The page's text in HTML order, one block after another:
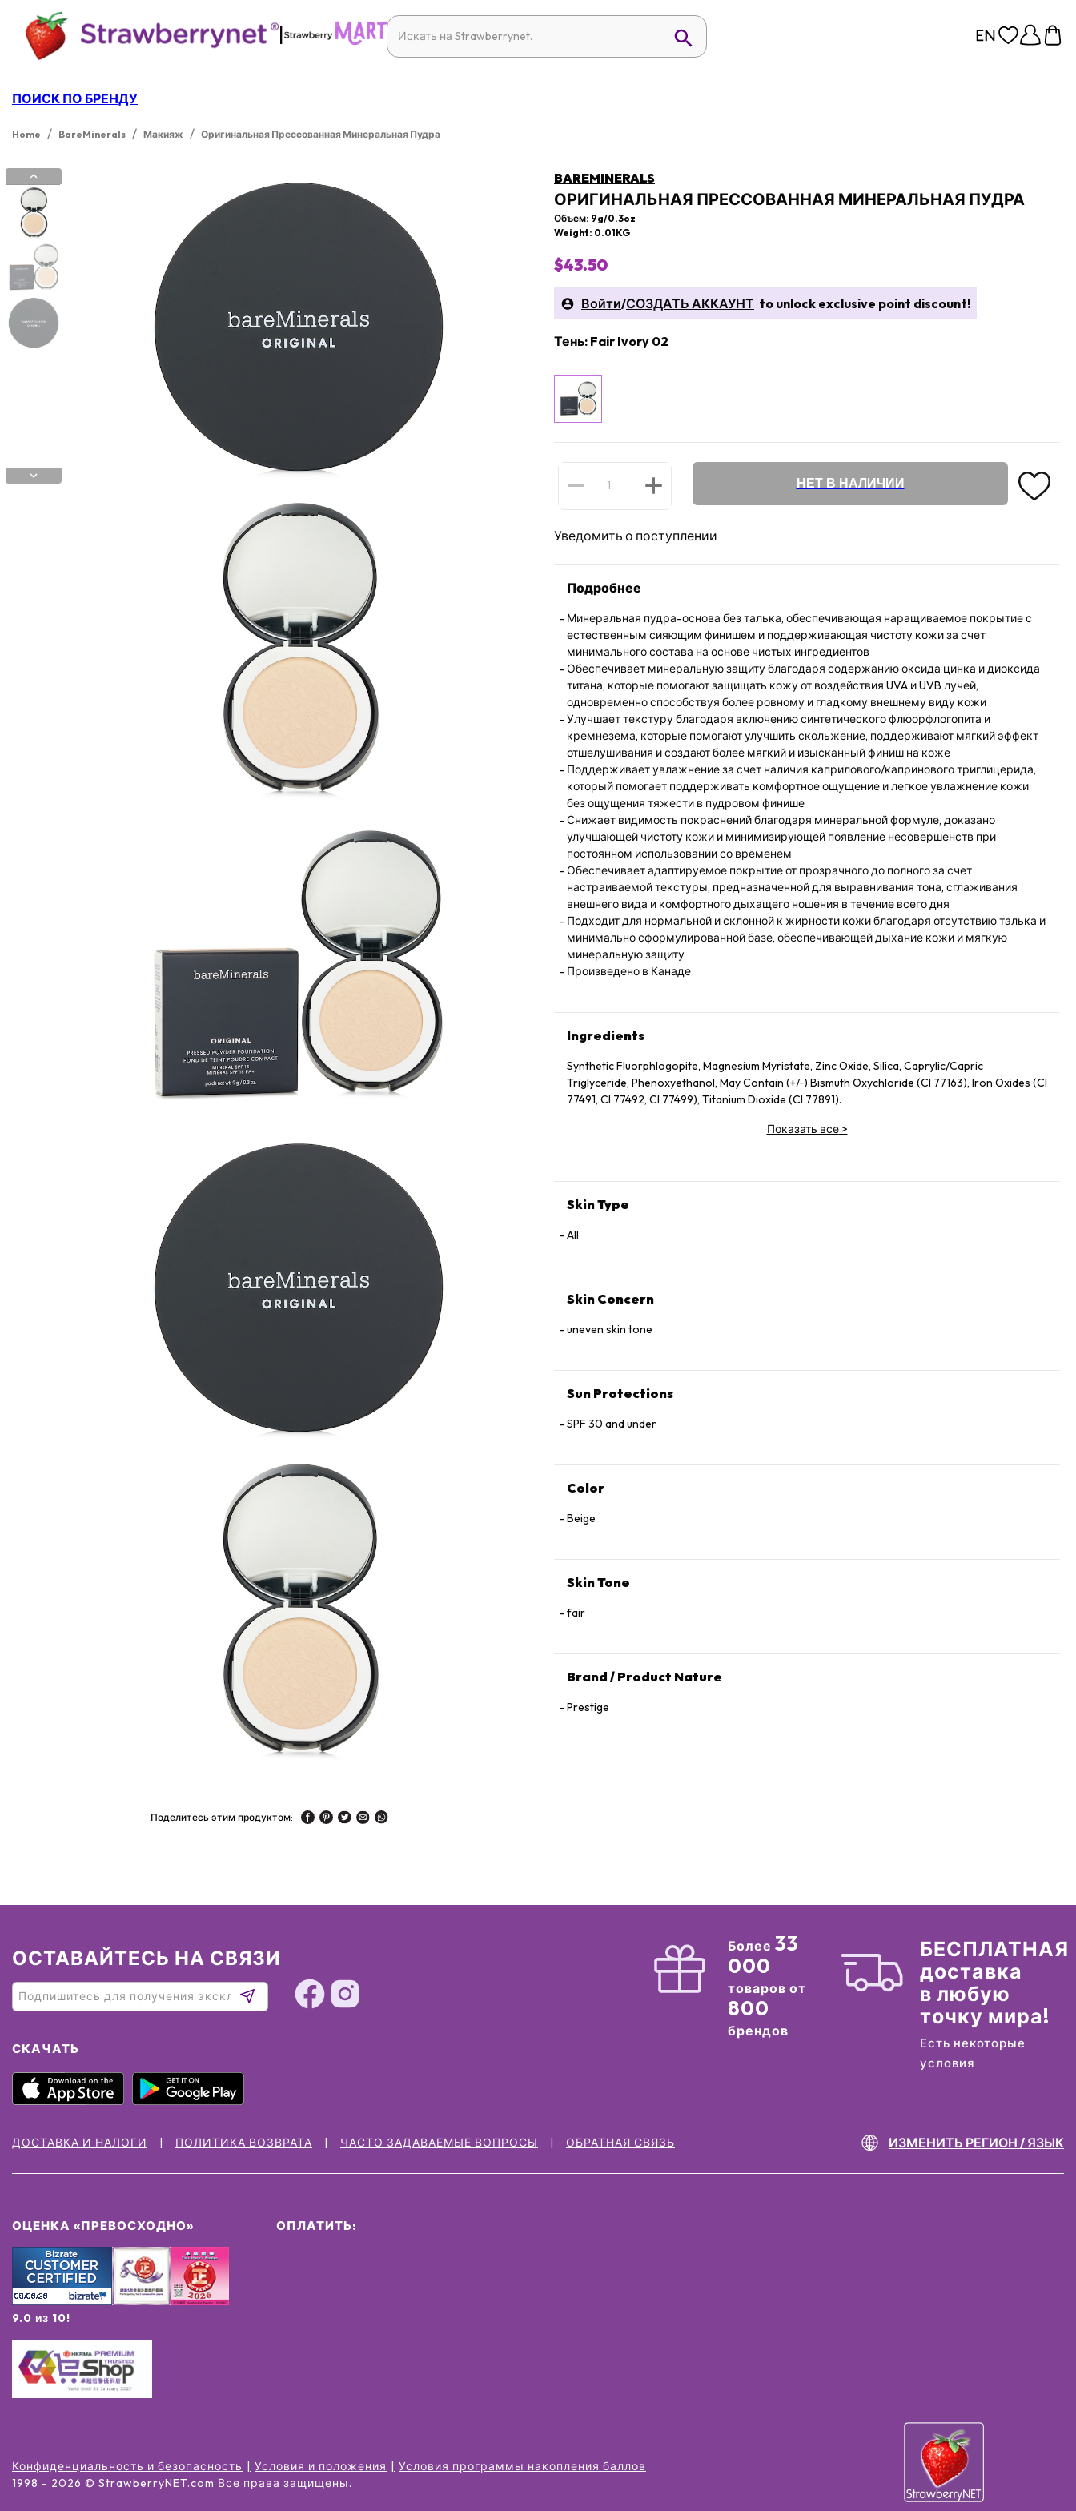
|
ПОИСК ПО БРЕНДУ
Home / BareMinerals / Макияж / Оригинальная Прессованная Минеральная Пудра
Поделитесь этим продуктом:
BAREMINERALS
ОРИГИНАЛЬНАЯ ПРЕССОВАННАЯ МИНЕРАЛЬНАЯ ПУДРА
Объем: 9g/0.3oz
Weight: 0.01KG
$43.50
Войти/СОЗДАТЬ АККАУНТ to unlock exclusive point discount!
Тень: Fair Ivory 02
НЕТ В НАЛИЧИИ
Уведомить о поступлении
Подробнее
Минеральная пудра-основа без талька, обеспечивающая наращиваемое покрытие с
естественным сияющим финишем и поддерживающая чистоту кожи за счет
минимального состава на основе чистых ингредиентов
Обеспечивает минеральную защиту благодаря содержанию оксида цинка и диоксида
титана, которые помогают защищать кожу от воздействия UVA и UVB лучей,
одновременно способствуя более ровному и гладкому внешнему виду кожи
Улучшает текстуру благодаря включению синтетического флюорфлогопита и
кремнезема, которые помогают улучшить скольжение, поддерживают мягкий эффект
отшелушивания и создают более мягкий и изысканный финиш на коже
Поддерживает увлажнение за счет наличия каприлового/капринового триглицерида,
который помогает поддерживать комфортное ощущение и легкое увлажнение кожи
без ощущения тяжести в пудровом финише
Снижает видимость покраснений благодаря минеральной формуле, доказано
улучшающей чистоту кожи и минимизирующей появление несовершенств при
постоянном использовании со временем
Обеспечивает адаптируемое покрытие от прозрачного до полного за счет
настраиваемой текстуры, предназначенной для выравнивания тона, сглаживания
внешнего вида и комфортного дыхащего ношения в течение всего дня
Подходит для нормальной и склонной к жирности кожи благодаря отсутствию талька и
минимально сформулированной базе, обеспечивающей дыхание кожи и мягкую
минеральную защиту
Произведено в Канаде
Ingredients
Synthetic Fluorphlogopite, Magnesium Myristate, Zinc Oxide, Silica, Caprylic/Capric
Triglyceride, Phenoxyethanol, May Contain (+/‑) Bismuth Oxychloride (CI 77163), Iron Oxides (CI
77491, CI 77492, CI 77499), Titanium Dioxide (CI 77891).
Показать все>
Skin Type
All
Skin Concern
uneven skin tone
Sun Protections
SPF 30 and under
Color
Beige
Skin Tone
fair
Brand / Product Nature
Prestige
ОСТАВАЙТЕСЬ НА СВЯЗИ
СКАЧАТЬ
Более 33
000
товаров от
800
брендов
БЕСПЛАТНАЯ
доставка
в любую
точку мира!
Есть некоторые
условия
ДОСТАВКА И НАЛОГИ ПОЛИТИКА ВОЗВРАТА ЧАСТО ЗАДАВАЕМЫЕ ВОПРОСЫ ОБРАТНАЯ СВЯЗЬ ИЗМЕНИТЬ РЕГИОН / ЯЗЫК
ОЦЕНКА «ПРЕВОСХОДНО»
9.0 из 10!
ОПЛАТИТЬ:
Конфиденциальность и безопасность Условия и положения
Условия программы накопления баллов
1998 - 2026 © StrawberryNET.com Все права защищены.